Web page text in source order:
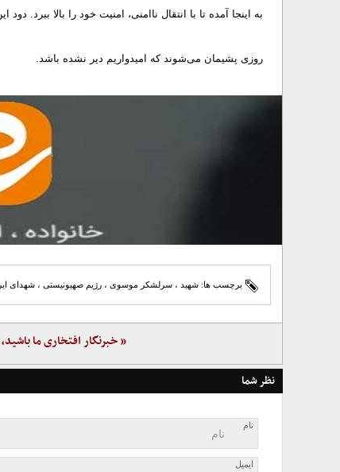
به اینجا آمده تا با انتقال ناامنی، امنیت خود را بالا ببرد.
روزی پشیمان می‌شوند که امیدواریم دیر نشده باشد.
برچسب ها: شهید ، سرلشکر موسوی ، رژیم صهیونیستی ، شهدای
« خبرنگار افتخاری ما
نظر شما
نام
ایمیل